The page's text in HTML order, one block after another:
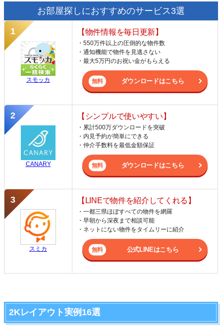
お部屋探しにおすすめのサービス3選
スモッカ
【物件情報を毎日更新】
・550万件以上の圧倒的な物件数
・通知機能で物件を見逃さない
・最大5万円のお祝い金がもらえる
ダウンロードはこちら
CANARY
【シンプルで使いやすい】
・累計500万ダウンロードを突破
・内見予約が簡単にできる
・仲介手数料を最低金額保証
ダウンロードはこちら
スミカ
【LINEで物件を紹介してくれる】
・一都三県ほぼすべての物件を網羅
・早朝から深夜まで相談可能
・ネットにない物件をタイムリーに紹介
公式LINEはこちら
2Kレイアウト実例16選